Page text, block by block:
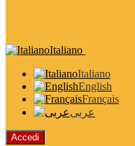
Italiano
Italiano
English
Français
عربى
Accedi